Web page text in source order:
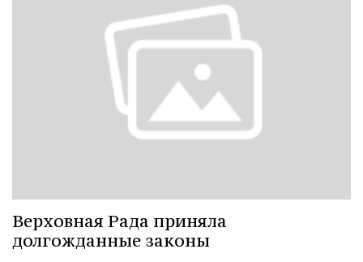
Верховная Рада приняла
долгожданные законы